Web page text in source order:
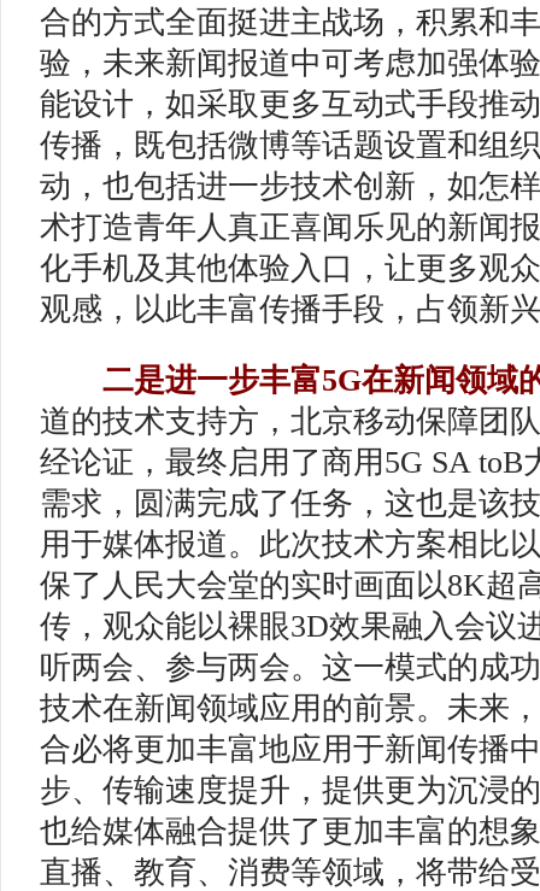
合的方式全面挺进主战场，积累和
验，未来新闻报道中可考虑加强体
能设计，如采取更多互动式手段推
传播，既包括微博等话题设置和组
动，也包括进一步技术创新，如怎
术打造青年人真正喜闻乐见的新闻
化手机及其他体验入口，让更多观
观感，以此丰富传播手段，占领新
二是进一步丰富5G在新闻领域
道的技术支持方，北京移动保障团
经论证，最终启用了商用5G SA toB
需求，圆满完成了任务，这也是该
用于媒体报道。此次技术方案相比
保了人民大会堂的实时画面以8K超
传，观众能以裸眼3D效果融入会议
听两会、参与两会。这一模式的成
技术在新闻领域应用的前景。未来
合必将更加丰富地应用于新闻传播
步、传输速度提升，提供更为沉浸
也给媒体融合提供了更加丰富的想
直播、教育、消费等领域，将带给